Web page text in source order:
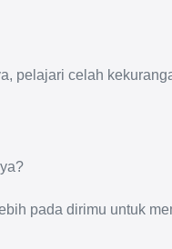
pelajari celah
pada dirimu untuk